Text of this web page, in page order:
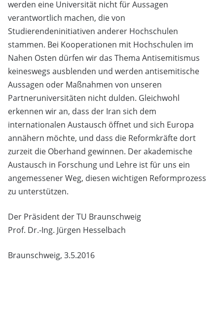
werden eine Universität nicht für Aussagen
verantwortlich machen, die von
Studierendeninitiativen anderer Hochschulen
stammen. Bei Kooperationen mit Hochschulen im
Nahen Osten dürfen wir das Thema Antisemitismus
keineswegs ausblenden und werden antisemitische
Aussagen oder Maßnahmen von unseren
Partneruniversitäten nicht dulden. Gleichwohl
erkennen wir an, dass der Iran sich dem
internationalen Austausch öffnet und sich Europa
annähern möchte, und dass die Reformkräfte dort
zurzeit die Oberhand gewinnen. Der akademische
Austausch in Forschung und Lehre ist für uns ein
angemessener Weg, diesen wichtigen Reformprozess
zu unterstützen.
Der Präsident der TU Braunschweig
Prof. Dr.-Ing. Jürgen Hesselbach
Braunschweig, 3.5.2016